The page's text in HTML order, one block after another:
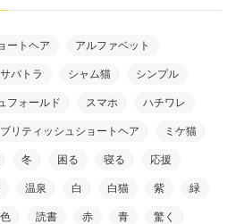
ートヘア アルファベット
サバトラ シャム猫 シンプル
フォールド スマホ ハチワレ
ブリティッシュショートヘア ミケ猫
冬 困る 寝る 応援
温泉 白 白猫 紫 緑
読書 赤 青 驚く